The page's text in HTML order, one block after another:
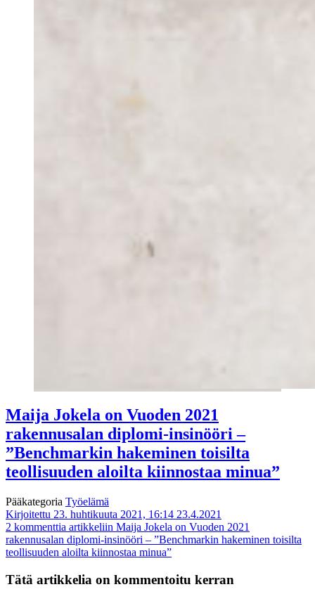
Maija Jokela on Vuoden 2021
rakennusalan diplomi-insinööri –
”Benchmarkin hakeminen toisilta
teollisuuden aloilta kiinnostaa minua”
Pääkategoria Työelämä
Kirjoitettu 23. huhtikuuta 2021, 16:14 23.4.2021
2 kommenttia artikkeliin Maija Jokela on Vuoden 2021
rakennusalan diplomi-insinööri – ”Benchmarkin hakeminen toisilta
teollisuuden aloilta kiinnostaa minua”
Tätä artikkelia on kommentoitu kerran